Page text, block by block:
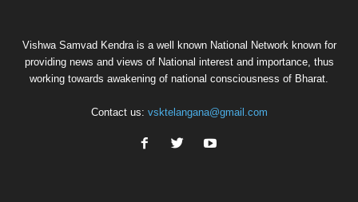
Vishwa Samvad Kendra is a well known National Network known for
providing news and views of National interest and importance, thus
working towards awakening of national consciousness of Bharat.
Contact us: vsktelangana@gmail.com